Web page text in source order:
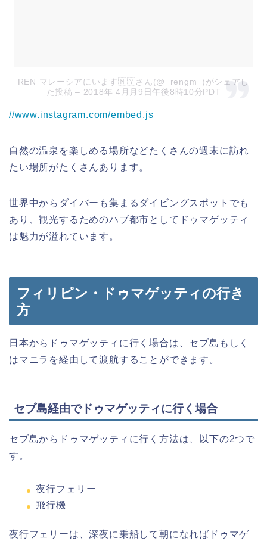
REN マレーシアにいます🇲🇾さん(@_rengm_)がシェアし
た投稿 – 2018年 4月月9日午後8時10分PDT
//www.instagram.com/embed.js
自然の温泉を楽しめる場所などたくさんの週末に訪れ
たい場所がたくさんあります。
世界中からダイバーも集まるダイビングスポットでも
あり、観光するためのハブ都市としてドゥマゲッティ
は魅力が溢れています。
フィリピン・ドゥマゲッティの行き
方
日本からドゥマゲッティに行く場合は、セブ島もしく
はマニラを経由して渡航することができます。
セブ島経由でドゥマゲッティに行く場合
セブ島からドゥマゲッティに行く方法は、以下の2つで
す。
夜行フェリー
飛行機
夜行フェリーは、深夜に乗船して朝になればドゥマゲ